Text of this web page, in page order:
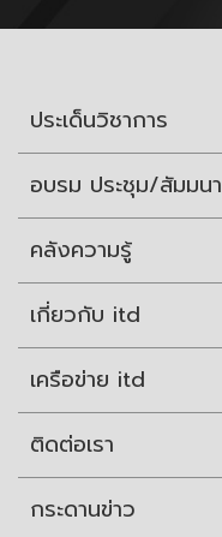
ประเด็นวิชาการ
อบรม ประชุม/สัมมนา
คลังความรู้
เกี่ยวกับ itd
เครือข่าย itd
ติดต่อเรา
กระดานข่าว